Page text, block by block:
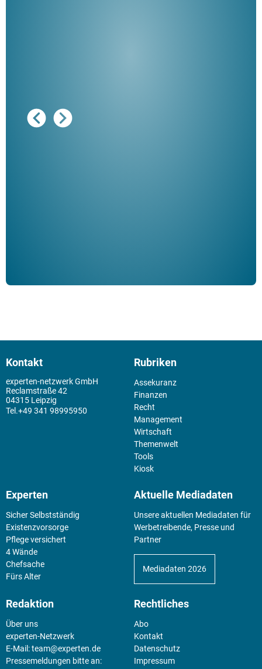
Kontakt
experten-netzwerk GmbH
Reclamstraße 42
04315 Leipzig
+49 341 98995950
Rubriken
Assekuranz
Finanzen
Recht
Management
Wirtschaft
Themenwelt
Tools
Kiosk
Experten
Sicher Selbstständig
Existenz­vorsorge
Pflege versichert
4 Wände
Chefsache
Fürs Alter
Aktuelle Mediadaten
Unsere aktuellen Mediadaten für
Werbetreibende, Presse und
Partner
Mediadaten 2026
Redaktion
Über uns
experten-Netzwerk
E-Mail:team@experten.de
Pressemeldungen bitte an:
Rechtliches
Abo
Kontakt
Datenschutz
Impressum